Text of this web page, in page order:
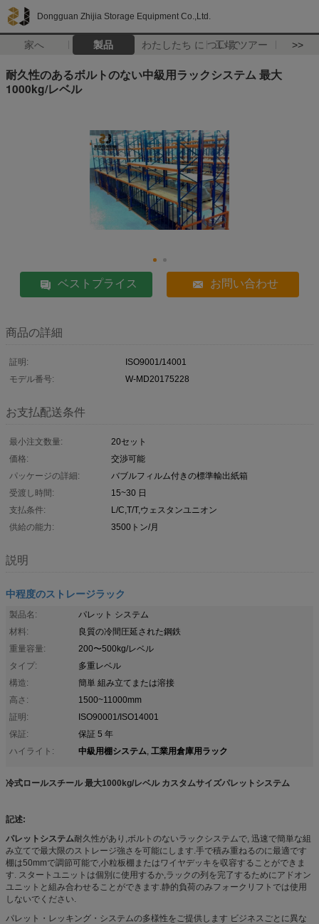
Dongguan Zhijia Storage Equipment Co.,Ltd.
家へ 製品 わたしたち に つい て工場 ツアー >>
耐久性のあるボルトのない中級用ラックシステム 最大
1000kg/レベル
ベストプライス お問い合わせ
商品の詳細
証明:
ISO9001/14001
モデル番号:
W-MD20175228
お支払配送条件
最小注文数量:
20セット
価格:
交渉可能
パッケージの詳細:
バブルフィルム付きの標準輸出紙箱
受渡し時間:
15~30 日
支払条件:
L/C,T/T,ウェスタンユニオン
供給の能力:
3500トン/月
説明
中程度のストレージラック
製品名:
パレット システム
材料:
良質の冷間圧延された鋼鉄
重量容量:
200〜500kg/レベル
タイプ:
多重レベル
構造:
簡単 組み立てまたは溶接
高さ:
1500~11000mm
証明:
ISO90001/ISO14001
保証:
保証 5 年
ハイライト:
中級用棚システム, 工業用倉庫用ラック
冷式ロールスチール 最大1000kg/レベル カスタムサイズパレットシステム
記述:
パレットシステム耐久性があり,ボルトのないラックシステムで, 迅速で簡単な組
み立てで最大限のストレージ強さを可能にします.手で積み重ねるのに最適です
棚は50mmで調節可能で,小粒板棚またはワイヤデッキを収容することができま
す. スタートユニットは個別に使用するか,ラックの列を完了するためにアドオン
ユニットと組み合わせることができます.静的負荷のみフォークリフトでは使用
しないでください.
パレット・レッキング・システムの多様性をご提供します ビジネスごとに異な